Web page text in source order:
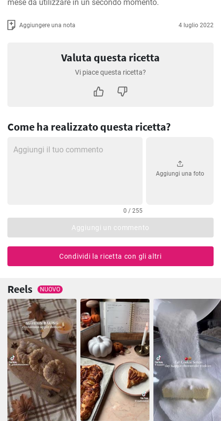
mese da utilizzare in un secondo momento.
Aggiungere una nota 4 luglio 2022
Valuta questa ricetta
Vi piace questa ricetta?
Come ha realizzato questa ricetta?
0 / 255
Aggiungi una foto
Aggiungi un commento
Condividi la ricetta con gli altri
Reels NUOVO